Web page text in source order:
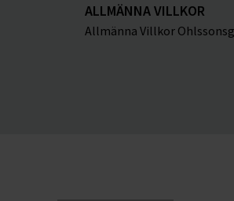
ALLMÄNNA VILLKOR
Allmänna Villkor